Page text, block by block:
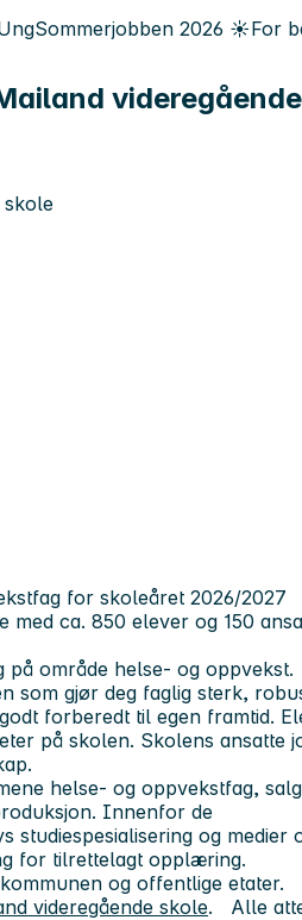
Sommerjobben 2026 ☀️For
skole
for skoleåret 2026/2027
ca. 850 elever og 150
område helse- og oppvekst.
som gjør deg faglig sterk,
forberedt til egen framtid.
på skolen. Skolens ansatte
helse- og oppvekstfag,
Innenfor de
studiespesialisering og medier
for tilrettelagt opplæring.
og offentlige etater.
videregående skole. Alle